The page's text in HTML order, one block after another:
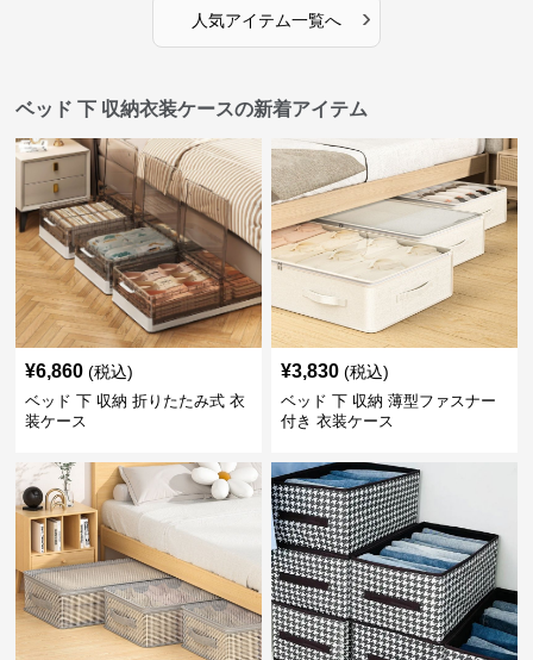
人気アイテム一覧へ ›
ベッド 下 収納衣装ケースの新着アイテム
¥6,860 (税込)
ベッド 下 収納 折りたたみ式 衣
装ケース
¥3,830 (税込)
ベッド 下 収納 薄型ファスナー
付き 衣装ケース